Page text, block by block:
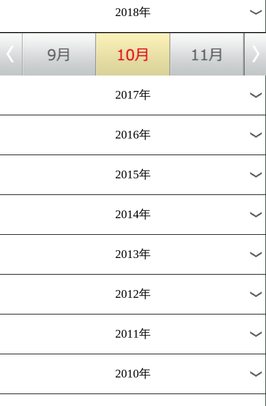
2025年
2024年
2023年
2022年
2020年
2019年